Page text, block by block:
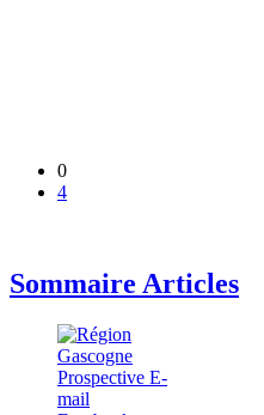
0
4
Sommaire Articles